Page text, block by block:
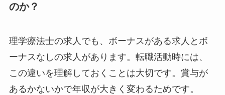
のか？
理学療法士の求人でも、ボーナスがある求人とボ
ーナスなしの求人があります。転職活動時には、
この違いを理解しておくことは大切です。賞与が
あるかないかで年収が大きく変わるためです。